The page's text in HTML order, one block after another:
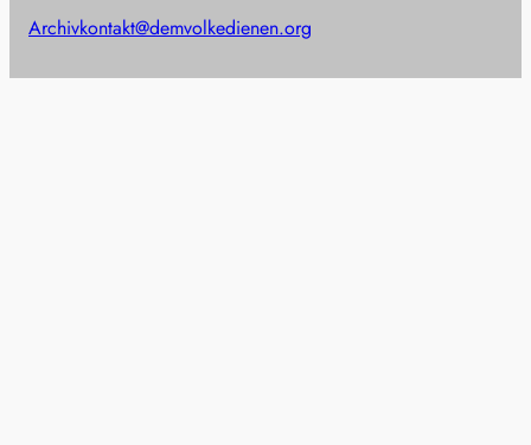
Archivkontakt@demvolkedienen.org